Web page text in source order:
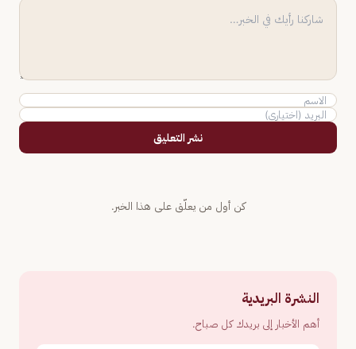
نشر التعليق
كن أول من يعلّق على هذا الخبر.
النشرة البريدية
أهم الأخبار إلى بريدك كل صباح.